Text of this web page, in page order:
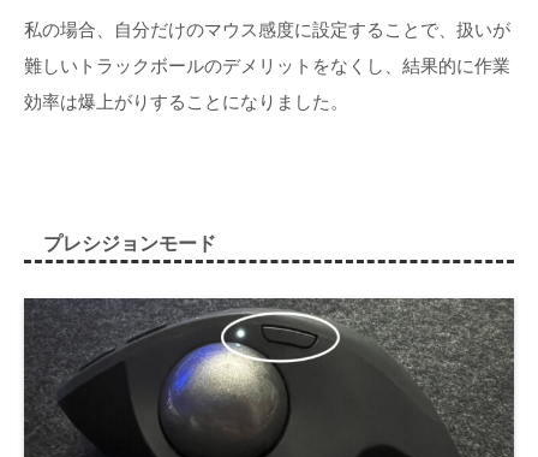
私の場合、自分だけのマウス感度に設定することで、扱いが
難しいトラックボールのデメリットをなくし、結果的に作業
効率は爆上がりすることになりました。
プレシジョンモード